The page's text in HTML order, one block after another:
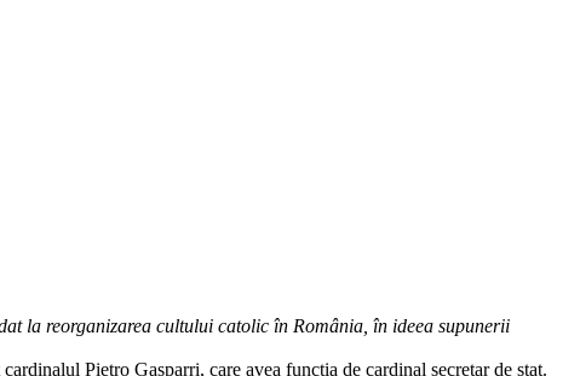
la reorganizarea cultului catolic în România, în ideea supunerii
Pietro Gasparri, care avea funcția de cardinal secretar de stat.